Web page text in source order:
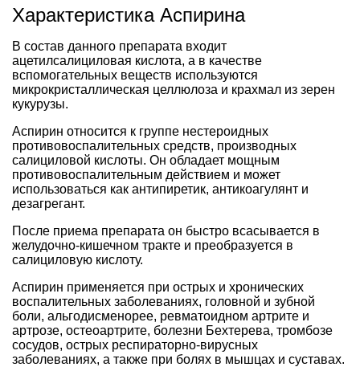
Характеристика Аспирина
В состав данного препарата входит
ацетилсалициловая кислота, а в качестве
вспомогательных веществ используются
микрокристаллическая целлюлоза и крахмал из зерен
кукурузы.
Аспирин относится к группе нестероидных
противовоспалительных средств, производных
салициловой кислоты. Он обладает мощным
противовоспалительным действием и может
использоваться как антипиретик, антикоагулянт и
дезагрегант.
После приема препарата он быстро всасывается в
желудочно-кишечном тракте и преобразуется в
салициловую кислоту.
Аспирин применяется при острых и хронических
воспалительных заболеваниях, головной и зубной
боли, альгодисменорее, ревматоидном артрите и
артрозе, остеоартрите, болезни Бехтерева, тромбозе
сосудов, острых респираторно-вирусных
заболеваниях, а также при болях в мышцах и суставах.